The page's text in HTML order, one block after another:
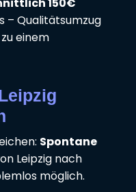
150€
– Qualitätsumzug
einem
Spontane
Leipzig nach
möglich.